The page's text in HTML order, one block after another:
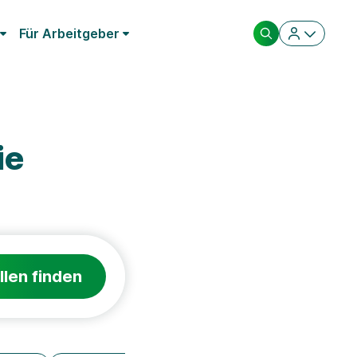
Für Arbeitgeber
finden